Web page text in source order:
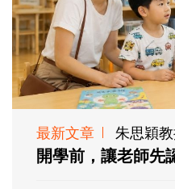
最新文章 朱思穎
開學前，讓老師先